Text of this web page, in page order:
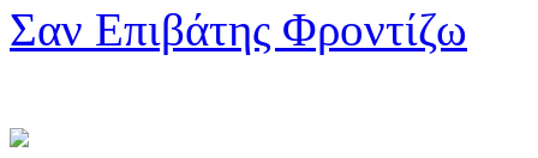
Σαν Επιβάτης Φροντίζω